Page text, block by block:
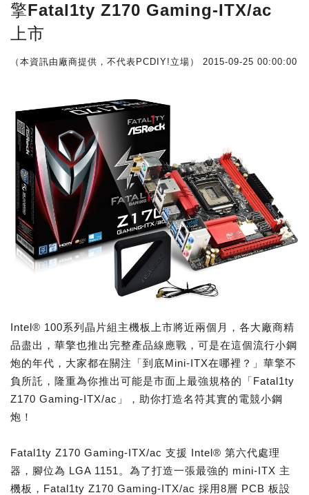
擎Fatal1ty Z170 Gaming-ITX/ac
上市
（本資訊由廠商提供，不代表PCDIY!立場） 2015-09-25 00:00:00
Intel® 100系列晶片組主機板上市將近兩個月，各大廠商精
品盡出，華擎也推出完整產品線應戰，可是在這個流行小鋼
炮的年代，大家都在關注「到底Mini-ITX在哪裡？」華擎不
負所託，隆重為你推出可能是市面上最強規格的「Fatal1ty
Z170 Gaming-ITX/ac」，助你打造名符其實的電競小鋼
炮！
Fatal1ty Z170 Gaming-ITX/ac 支援 Intel® 第六代處理
器，腳位為 LGA 1151。為了打造一張最強的 mini-ITX 主
機板，Fatal1ty Z170 Gaming-ITX/ac 採用8層 PCB 板設